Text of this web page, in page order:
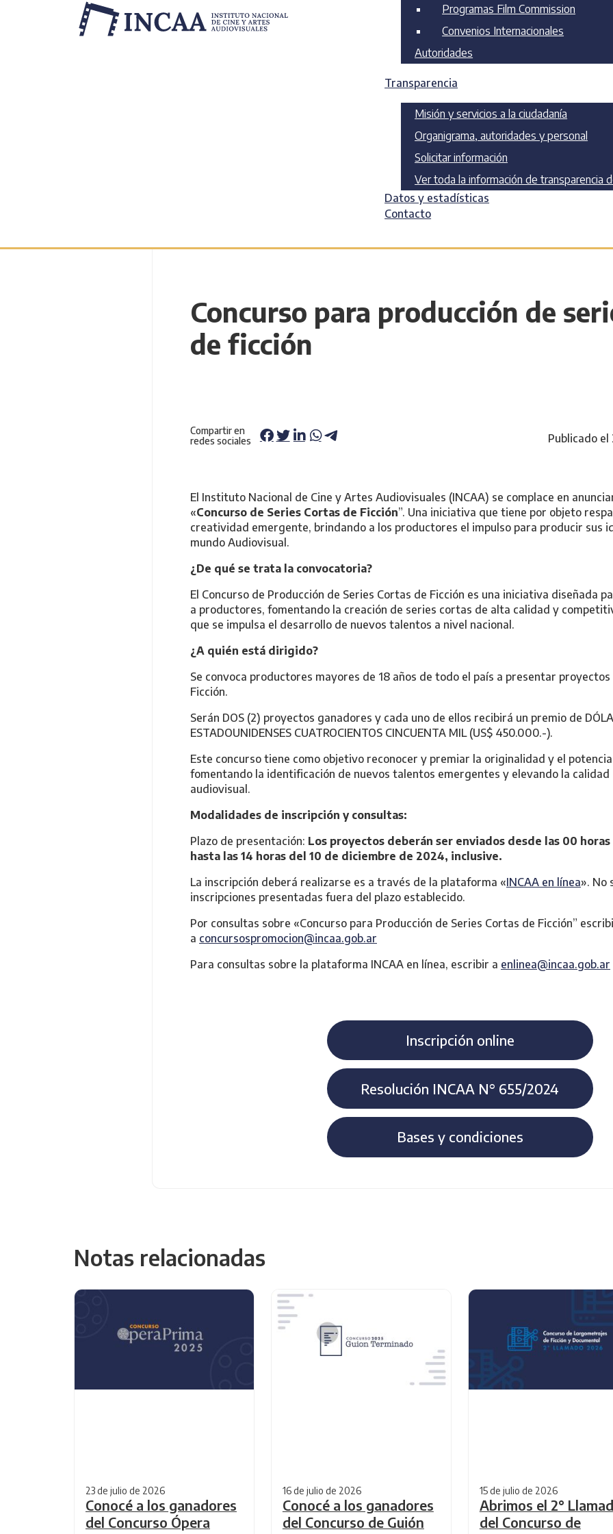
Programas Film Commission
Convenios Internacionales
Autoridades
Transparencia
Misión y servicios a la ciudadanía
Organigrama, autoridades y personal
Solicitar información
Ver toda la información de transparencia
Datos y estadísticas
Contacto
Concurso para producción de
de ficción
Compartir en
redes sociales
Publicado
El Instituto Nacional de Cine y Artes Audiovisuales (INCAA) se complace en
«Concurso de Series Cortas de Ficción”. Una iniciativa que tiene por objeto
creatividad emergente, brindando a los productores el impulso para producir sus
mundo Audiovisual.
¿De qué se trata la convocatoria?
El Concurso de Producción de Series Cortas de Ficción es una iniciativa diseñada
a productores, fomentando la creación de series cortas de alta calidad y
que se impulsa el desarrollo de nuevos talentos a nivel nacional.
¿A quién está dirigido?
Se convoca productores mayores de 18 años de todo el país a presentar
Ficción.
Serán DOS (2) proyectos ganadores y cada uno de ellos recibirá un premio de
ESTADOUNIDENSES CUATROCIENTOS CINCUENTA MIL (US$ 450.000.-).
Este concurso tiene como objetivo reconocer y premiar la originalidad y el
fomentando la identificación de nuevos talentos emergentes y elevando la
audiovisual.
Modalidades de inscripción y consultas:
Plazo de presentación: Los proyectos deberán ser enviados desde las 00
hasta las 14 horas del 10 de diciembre de 2024, inclusive.
La inscripción deberá realizarse es a través de la plataforma «INCAA en línea». No
inscripciones presentadas fuera del plazo establecido.
Por consultas sobre «Concurso para Producción de Series Cortas de Ficción”
a concursospromocion@incaa.gob.ar
Para consultas sobre la plataforma INCAA en línea, escribir a enlinea@incaa.gob.ar
Inscripción online
Resolución INCAA N° 655/2024
Bases y condiciones
Notas relacionadas
23 de julio de 2026
Conocé a los ganadores
del Concurso Ópera
16 de julio de 2026
Conocé a los ganadores
del Concurso de Guión
15 de julio de 2026
Abrimos el 2°
del Concurso de